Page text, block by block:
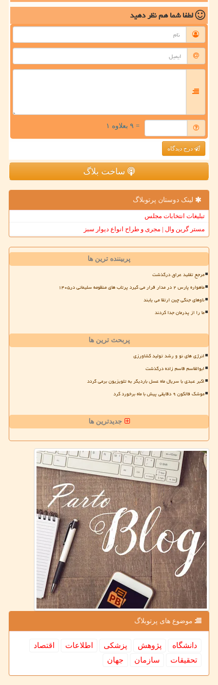
لطفا شما همنظر دهید
= ۹ بعلاوه ۱
درج دیدگاه
ساخت بلاگ
لینک دوستان پرتوبلاگ
تبلیغات انتخابات مجلس
مستر گرین وال | مجری و طراح انواع دیوار سبز
پربیننده ترین ها
مرجع تقلید عراق درگذشت
ماهواره پارس ۲ در مدار قرار می گیرد پرتاب های منظومه سلیمانی در۱۴۰۵
ناوهای جنگی چین ارتقا می یابند
ما را از پدرمان جدا کردند
پربحث ترین ها
انرژی های نو و رشد تولید کشاورزی
ابوالقاسم قاسم زاده درگذشت
اکبر عبدی با سریال ماه عسل باردیگر به تلویزیون برمی گردد
موشک فالکون ۹ دقایقی پیش با ماه برخورد کرد
جدیدترین ها
موضوع های پرتوبلاگ
دانشگاه پژوهش پزشكی اطلاعات
اقتصاد
تحقیقات
سازمان جهان